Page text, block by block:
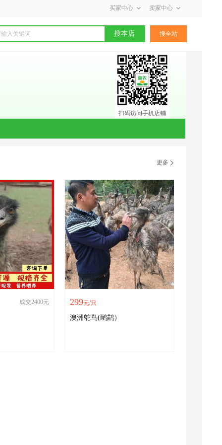
买家中心 卖家中心
搜本店 搜全站
扫码访问手机店铺
更多
成交2400元 299元/只
澳洲鸵鸟(鸸鹋）